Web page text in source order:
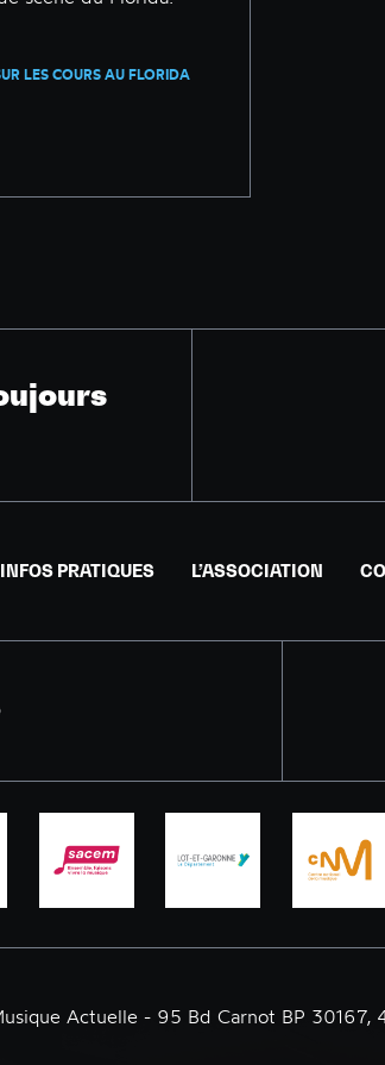
LES COURS AU FLORIDA
INFOS PRATIQUES L’ASSOCIATION
Actuelle - 95 Bd Carnot BP